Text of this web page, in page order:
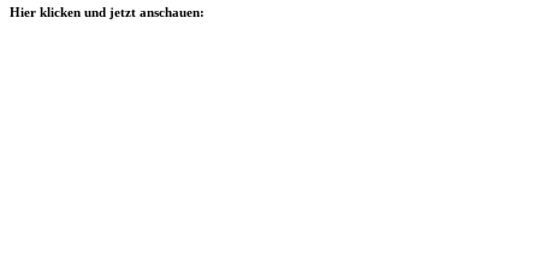
Hier klicken und jetzt anschauen: